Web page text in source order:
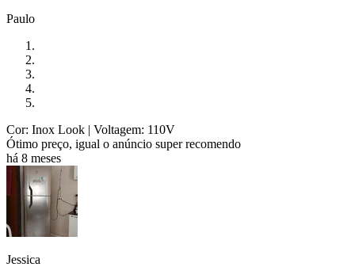
Paulo
Cor: Inox Look | Voltagem: 110V
Ótimo preço, igual o anúncio super recomendo
há 8 meses
Jessica